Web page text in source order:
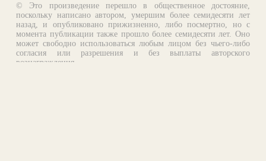
© Это произведение перешло в общественное достояние,
поскольку написано автором, умершим более семидесяти лет
назад, и опубликовано прижизненно, либо посмертно, но с
момента публикации также прошло более семидесяти лет. Оно
может свободно использоваться любым лицом без чьего-либо
согласия или разрешения и без выплаты авторского
вознаграждения.